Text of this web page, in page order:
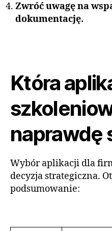
Zwróć uwagę na
dokumentację.
Która
naprawdę
Wybór aplikacji dla
decyzja strategiczna.
podsumowanie: